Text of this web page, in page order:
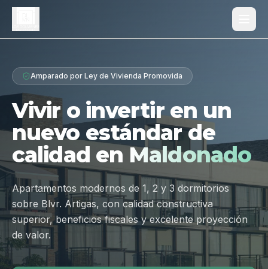
Proyecto
Diferenciales
Tipologías
Galería
Ubicación
Contacto
Hablar por WhatsApp
Amparado por Ley de Vivienda Promovida
Vivir o invertir en un
nuevo estándar de
calidad en Maldonado
Apartamentos modernos de 1, 2 y 3 dormitorios
sobre Blvr. Artigas, con calidad constructiva
superior, beneficios fiscales y excelente proyección
de valor.